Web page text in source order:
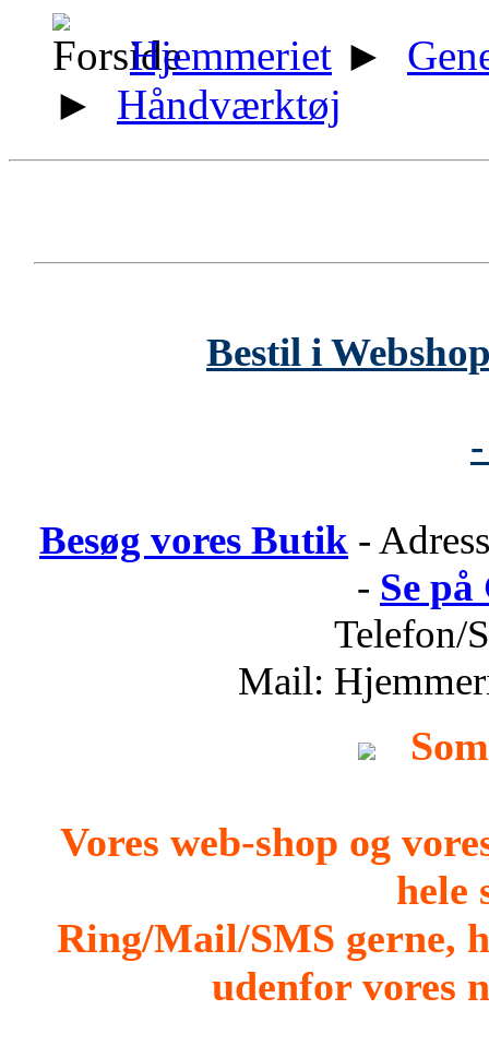
Hjemmeriet ►
►
Håndværktøj
Bestil i
Besøg vores Butik -
- Se
Telefon/
Mail:
Vores web-shop og
hele
Ring/Mail/SMS gerne,
udenfor vores